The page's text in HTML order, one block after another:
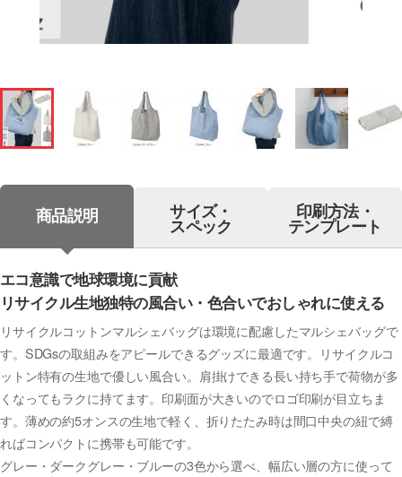
商品説明 サイズ・
スペック
印刷方法・
テンプレート
エコ意識で地球環境に貢献
リサイクル生地独特の風合い・色合いでおしゃれに使える
リサイクルコットンマルシェバッグは環境に配慮したマルシェバッグで
す。SDGsの取組みをアピールできるグッズに最適です。リサイクルコ
ットン特有の生地で優しい風合い。肩掛けできる長い持ち手で荷物が多
くなってもラクに持てます。印刷面が大きいのでロゴ印刷が目立ちま
す。薄めの約5オンスの生地で軽く、折りたたみ時は間口中央の紐で縛
ればコンパクトに携帯も可能です。
グレー・ダークグレー・ブルーの3色から選べ、幅広い層の方に使って